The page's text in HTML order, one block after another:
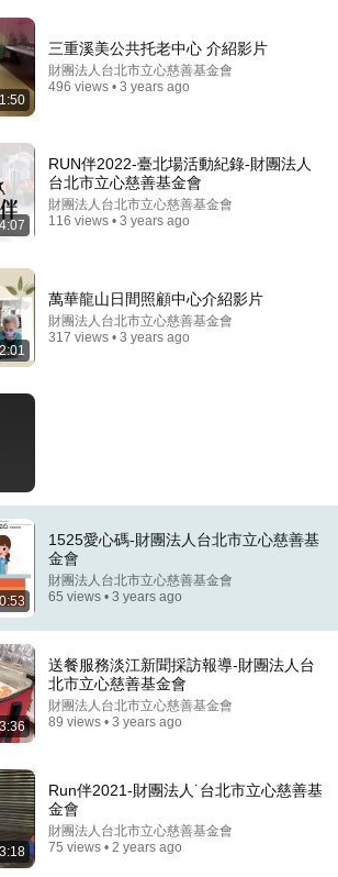
骨头烂成渣！吃一次骨头就破一个洞，骨
敢碰，不想70岁一过就坐轮椅的，再喜
【家庭大医生】
官方频道 • 708K views
救? 每天1習慣讓牙肉長回來 ft. 炫晨 譚
大爆發 】
• 644K views
1:50
三重溪美公共托老中心 介紹影片
財團法人台北市立心慈善基金會
496 views • 3 years ago
4:07
RUN伴2022-臺北場活動紀錄-財團法人
台北市立心慈善基金會
財團法人台北市立心慈善基金會
116 views • 3 years ago
2:01
萬華龍山日間照顧中心介紹影片
財團法人台北市立心慈善基金會
317 views • 3 years ago
0:53
1525愛心碼-財團法人台北市立心慈善基
金會
財團法人台北市立心慈善基金會
65 views • 3 years ago
3:36
送餐服務淡江新聞採訪報導-財團法人台
北市立心慈善基金會
財團法人台北市立心慈善基金會
89 views • 3 years ago
3:18
Run伴2021-財團法人˙台北市立心慈善基
金會
財團法人台北市立心慈善基金會
75 views • 2 years ago